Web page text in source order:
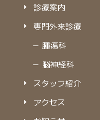
診療案内
専門外来診療
－ 腫瘍科
－ 脳神経科
スタッフ紹介
アクセス